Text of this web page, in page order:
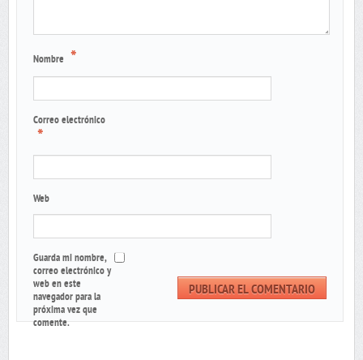
Nombre *
Correo electrónico
*
Web
Guarda mi nombre,
correo electrónico y
web en este
navegador para la
próxima vez que
comente.